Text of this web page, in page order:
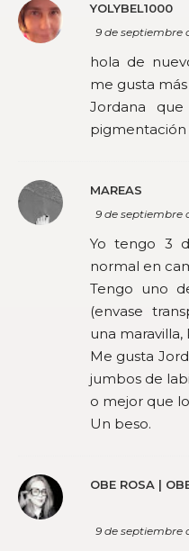
YOLYBEL1000
9 de septiembre
hola de
me gusta
Jordana
pigmentación
MAREAS
9 de septiembre
Yo tengo 3
normal en
Tengo uno
(envase
una maravilla,
Me gusta
jumbos de
o mejor que
Un beso.
OBE ROSA |
9 de septiembre